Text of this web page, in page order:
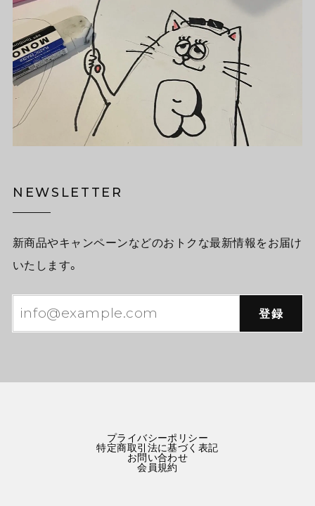
NEWSLETTER
新商品やキャンペーンなどのおトクな最新情報をお届け
いたします。
登録
プライバシーポリシー
特定商取引法に基づく表記
お問い合わせ
会員規約